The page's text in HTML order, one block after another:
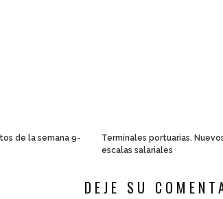
de la semana 9-
Terminales portuarias.
escalas salariales
DEJE SU